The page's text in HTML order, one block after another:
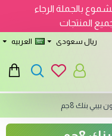
بالجملة الرجاء
المنتجات
ريال سعودى العربيه
بيبي بنك 8جم